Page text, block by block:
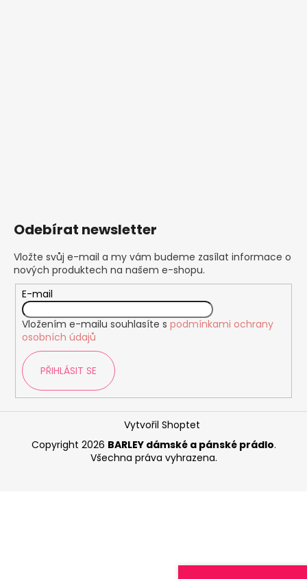
Odebírat newsletter
Vložte svůj e-mail a my vám budeme zasílat informace o
nových produktech na našem e-shopu.
E-mail
Vložením e-mailu souhlasíte s podmínkami ochrany
osobních údajů
PŘIHLÁSIT SE
Vytvořil Shoptet
Copyright 2026 BARLEY dámské a pánské prádlo.
Všechna práva vyhrazena.